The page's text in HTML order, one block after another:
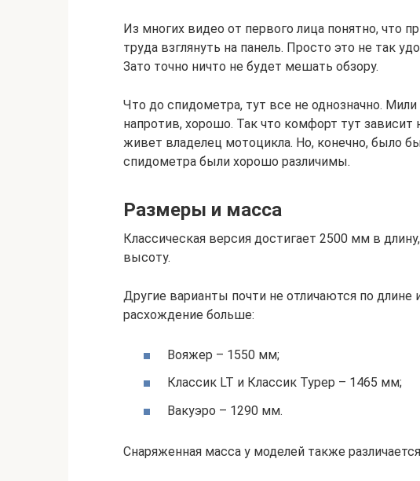
Из многих видео от первого лица понятно, что
труда взглянуть на панель. Просто это не так
Зато точно ничто не будет мешать обзору.
Что до спидометра, тут все не однозначно.
напротив, хорошо. Так что комфорт тут зависит
живет владелец мотоцикла. Но, конечно, было
спидометра были хорошо различимы.
Размеры и масса
Классическая версия достигает 2500 мм в
высоту.
Другие варианты почти не отличаются по
расхождение больше:
Вояжер – 1550 мм;
Классик LT и Классик Турер – 1465 мм;
Вакуэро – 1290 мм.
Снаряженная масса у моделей также